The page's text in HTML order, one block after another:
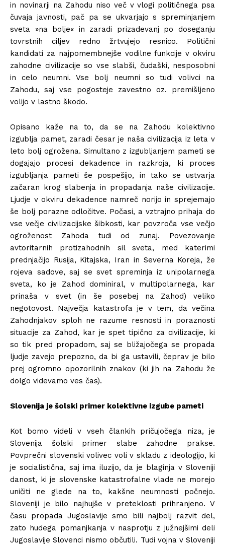
in novinarji na Zahodu niso več v vlogi političnega psa
čuvaja javnosti, pač pa se ukvarjajo s spreminjanjem
sveta »na bolje« in zaradi prizadevanj po doseganju
tovrstnih ciljev redno žrtvujejo resnico. Politični
kandidati za najpomembnejše vodilne funkcije v okviru
zahodne civilizacije so vse slabši, čudaški, nesposobni
in celo neumni. Vse bolj neumni so tudi volivci na
Zahodu, saj vse pogosteje zavestno oz. premišljeno
volijo v lastno škodo.
Opisano kaže na to, da se na Zahodu kolektivno
izgublja pamet, zaradi česar je naša civilizacija iz leta v
leto bolj ogrožena. Simultano z izgubljanjem pameti se
dogajajo procesi dekadence in razkroja, ki proces
izgubljanja pameti še pospešijo, in tako se ustvarja
začaran krog slabenja in propadanja naše civilizacije.
Ljudje v okviru dekadence namreč norijo in sprejemajo
še bolj porazne odločitve. Počasi, a vztrajno prihaja do
vse večje civilizacijske šibkosti, kar povzroča vse večjo
ogroženost Zahoda tudi od zunaj. Povezovanje
avtoritarnih protizahodnih sil sveta, med katerimi
prednjačijo Rusija, Kitajska, Iran in Severna Koreja, že
rojeva sadove, saj se svet spreminja iz unipolarnega
sveta, ko je Zahod dominiral, v multipolarnega, kar
prinaša v svet (in še posebej na Zahod) veliko
negotovost. Največja katastrofa je v tem, da večina
Zahodnjakov sploh ne razume resnosti in poraznosti
situacije za Zahod, kar je spet tipično za civilizacije, ki
so tik pred propadom, saj se bližajočega se propada
ljudje zavejo prepozno, da bi ga ustavili, čeprav je bilo
prej ogromno opozorilnih znakov (ki jih na Zahodu že
dolgo videvamo ves čas).
Slovenija je šolski primer kolektivne izgube pameti
Kot bomo videli v vseh člankih pričujočega niza, je
Slovenija šolski primer slabe zahodne prakse.
Povprečni slovenski volivec voli v skladu z ideologijo, ki
je socialistična, saj ima iluzijo, da je blaginja v Sloveniji
danost, ki je slovenske katastrofalne vlade ne morejo
uničiti ne glede na to, kakšne neumnosti počnejo.
Sloveniji je bilo najhujše v preteklosti prihranjeno. V
času propada Jugoslavije smo bili najbolj razvit del,
zato hudega pomanjkanja v nasprotju z južnejšimi deli
Jugoslavije Slovenci nismo občutili. Tudi vojna v Sloveniji